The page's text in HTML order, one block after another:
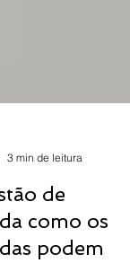
3 min de leitura
de
como os